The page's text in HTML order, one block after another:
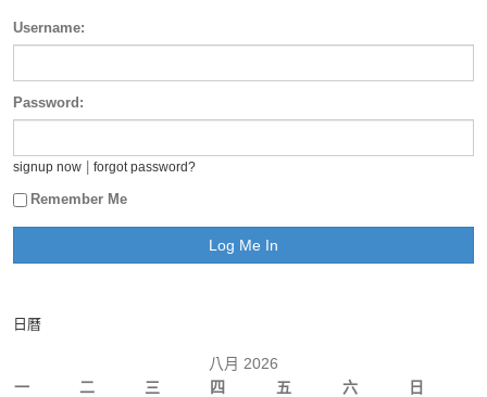
Username:
Password:
signup now forgot password?
Remember Me
日曆
八月 2026
一
二 三 四 五 六 日